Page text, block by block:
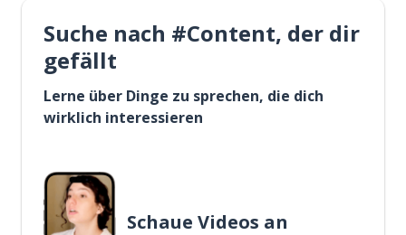
Suche nach #Content, der dir
gefällt
Lerne über Dinge zu sprechen, die dich
wirklich interessieren
Schaue Videos an